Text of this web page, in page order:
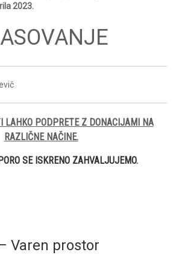
2023.
LAHKO PODPRETE Z DONACIJAMI NA
RAZLIČNE NAČINE.
SE ISKRENO ZAHVALJUJEMO.
Varen prostor